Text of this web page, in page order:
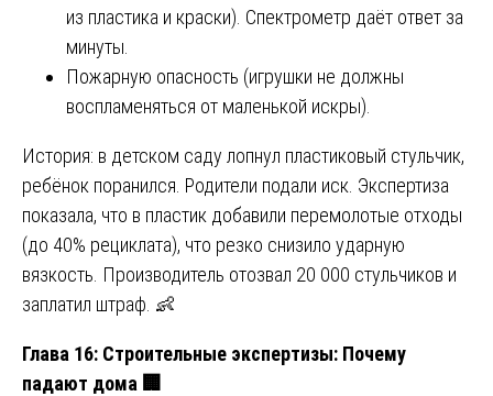
из пластика и краски). Спектрометр даёт ответ за
минуты.
Пожарную опасность (игрушки не должны
воспламеняться от маленькой искры).
История: в детском саду лопнул пластиковый стульчик,
ребёнок поранился. Родители подали иск. Экспертиза
показала, что в пластик добавили перемолотые отходы
(до 40% рециклата), что резко снизило ударную
вязкость. Производитель отозвал 20 000 стульчиков и
заплатил штраф. 👶
Глава 16: Строительные экспертизы: Почему
падают дома 🏢